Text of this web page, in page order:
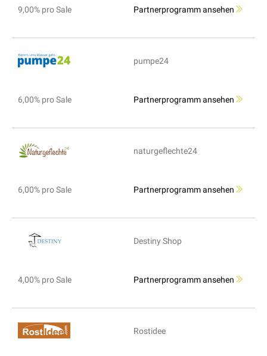
9,00% pro Sale Partnerprogramm ansehen
pumpe24
6,00% pro Sale Partnerprogramm ansehen
naturgeflechte24
6,00% pro Sale Partnerprogramm ansehen
Destiny Shop
4,00% pro Sale Partnerprogramm ansehen
Rostidee